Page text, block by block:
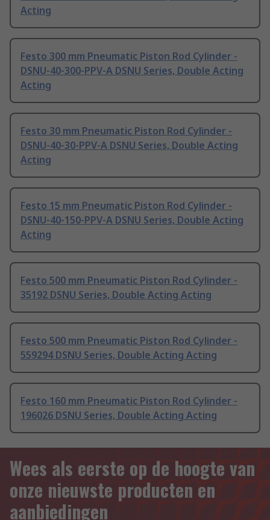
Acting
Festo 300 mm Pneumatic Piston Rod Cylinder -
DSNU-40-300-PPV-A DSNU Series, Double Acting
Acting
Festo 30 mm Pneumatic Piston Rod Cylinder -
DSNU-40-30-PPV-A DSNU Series, Double Acting
Acting
Festo 15 mm Pneumatic Piston Rod Cylinder -
DSNU-40-150-PPV-A DSNU Series, Double Acting
Acting
Festo 500 mm Pneumatic Piston Rod Cylinder -
35192 DSNU Series, Double Acting Acting
Festo 500 mm Pneumatic Piston Rod Cylinder -
559294 DSNU Series, Double Acting Acting
Festo 160 mm Pneumatic Piston Rod Cylinder -
196026 DSNU Series, Double Acting Acting
Wees als eerste op de hoogte van
onze nieuwste producten en
aanbiedingen